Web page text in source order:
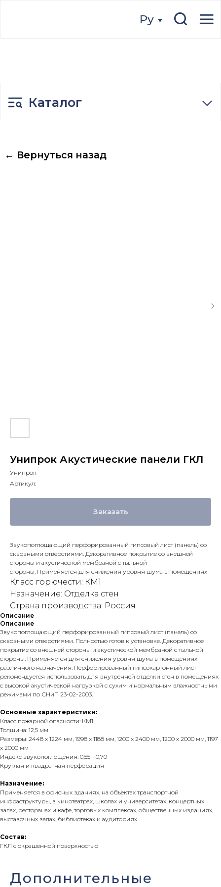
← Вернуться назад
Унипрок Акустические панели ГКЛ
Унипрок
Артикул:
Заказать
Звукопоглощающий перфорированный гипсовый лист (панель) со
сквозными отверстиями. Декоративное покрытие со внешней
стороны и акустической мембраной с тыльной
стороны. Применяется для снижения уровня шума в помещениях
Класс горючести: КМ1
Назначение: Отделка стен
Страна производства: Россия
Описание
Описание
Звукопоглощающий перфорированный гипсовый лист (панель) со
сквозными отверстиями. Полностью готов к установке. Декоративное
покрытие со внешней стороны и акустической мембраной с тыльной
стороны. Применяется для снижения уровня шума в помещениях
различного назначения. Перфорированный гипсокартонный лист
рекомендуется использовать для внутренней отделки стен в помещениях
с высокой акустической нагрузкой с сухим и нормальным влажностными
режимами по СНиП 23-02-2003.
Основные характеристики:
Класс пожарной опасности: КМ1
Толщина: 12,5 мм
Размеры: 2448 х 1224 мм, 1998 х 1188 мм, 1200 х 2400 мм, 1200 х 2000 мм, 1197
х 2000 мм
Индекс звукопоглощения: 0,55 - 0,70
Круглая и квадратная перфорация
Назначение:
Применяется в офисных зданиях, на объектах транспортной
инфраструктуры, в кинотеатрах, школах и университетах, концертных
залах, ресторанах и кафе, торговых комплексах, общественных изданиях,
выставочных залах, библиотеках и аудиториях.
Состав:
ГКЛ с окрашенной поверхностью
Дополнительные